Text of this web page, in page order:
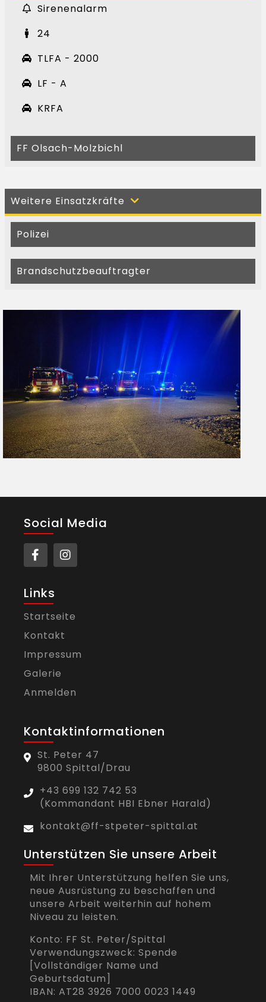
Sirenenalarm
24
TLFA - 2000
LF - A
KRFA
FF Olsach-Molzbichl
Weitere Einsatzkräfte
Polizei
Brandschutzbeauftragter
Social Media
Links
Startseite
Kontakt
Impressum
Galerie
Anmelden
Kontaktinformationen
St. Peter 47
9800 Spittal/Drau
+43 699 132 742 53
(Kommandant HBI Ebner Harald)
kontakt@ff-stpeter-spittal.at
Unterstützen Sie unsere Arbeit
Mit Ihrer Unterstützung helfen Sie uns,
neue Ausrüstung zu beschaffen und
unsere Arbeit weiterhin auf hohem
Niveau zu leisten.
Konto: FF St. Peter/Spittal
Verwendungszweck: Spende
[Vollständiger Name und
Geburtsdatum]
IBAN: AT28 3926 7000 0023 1449